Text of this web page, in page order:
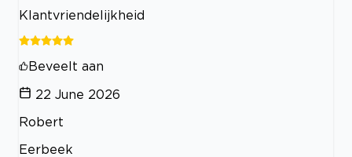
Klantvriendelijkheid
Beveelt aan
22 June 2026
Robert
Eerbeek